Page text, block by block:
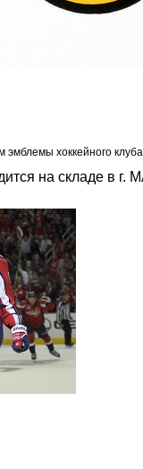
эмблемы хоккейного
на складе в